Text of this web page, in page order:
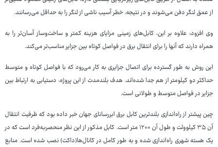
از عمق لنگر دفن می‌شوند و در نتیجه، خطر آسیب ناشی از لنگر را به حداقل می‌رسانند.
وی افزود: علاوه بر این، کابل‌های زمینی مزایای هزینه‌ کمتر و ساخت‌وساز آسان‌تر را به
همراه دارند که آنها را برای انتقال برق در فواصل کوتاه بین جزایر مناسب‌تر می‌کند.
این روش به طور گسترده برای اتصال جزایری به کار می‌رود که با فواصل کوتاه و متوسط
حداکثر دو کیلومتر از هم جدا شده‌اند. هدف بلندمدت از این پروژه، دستیابی به ارتباط بین
جزایر در فواصل متوسط و طولانی است.
چین پیشتر از راه‌اندازی بلندترین کابل برق ابررسانای جهان خبر داده بود که ظرفیت انتقال
آن ۳۵ کیلوولت و طول آن ۱۲۰۰ متر است. کابل مذکور از این نظر منحصربه‌فرد است که در
یک هسته شهری راه‌اندازی شده و به طور کامل در کانال‌ها(داکت) نصب شده است. منابع